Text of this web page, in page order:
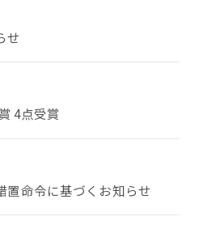
せ
4点受賞
置命令に基づくお知らせ